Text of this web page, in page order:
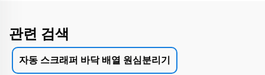
관련 검색
자동 스크래퍼 바닥 배열 원심분리기